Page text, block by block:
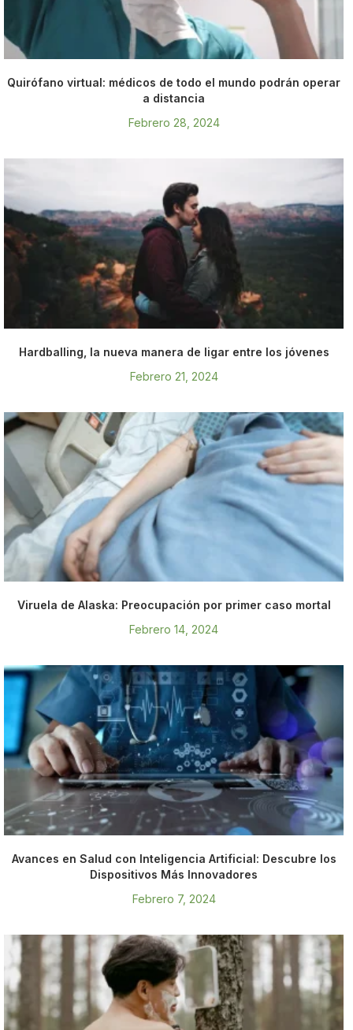
Quirófano virtual: médicos de todo el mundo podrán operar
a distancia
Febrero 28, 2024
Hardballing, la nueva manera de ligar entre los jóvenes
Febrero 21, 2024
Viruela de Alaska: Preocupación por primer caso mortal
Febrero 14, 2024
Avances en Salud con Inteligencia Artificial: Descubre los
Dispositivos Más Innovadores
Febrero 7, 2024